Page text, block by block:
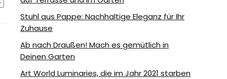
Stuhl aus Pappe: Nachhaltige Eleganz für Ihr
Zuhause
Ab nach Draußen! Mach es gemütlich in
Deinen Garten
Art World Luminaries, die im Jahr 2021 starben